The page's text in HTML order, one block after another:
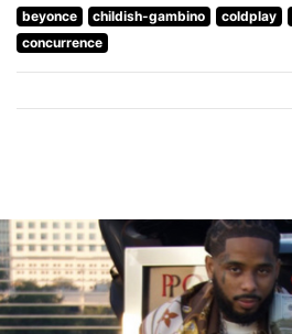
beyonce childish-gambino coldplay
concurrence